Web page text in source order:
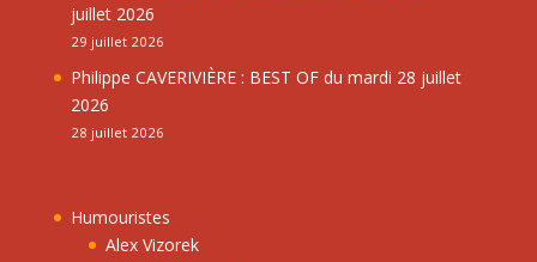
juillet 2026
29 juillet 2026
Philippe CAVERIVIÈRE : BEST OF du mardi 28 juillet
2026
28 juillet 2026
Humouristes
Alex Vizorek